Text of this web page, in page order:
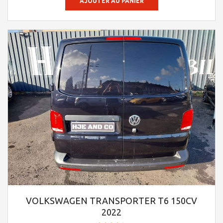
VOLKSWAGEN TRANSPORTER T6 150CV
2022